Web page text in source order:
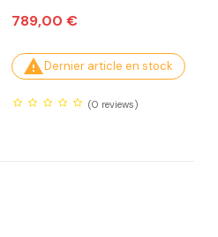
Prix
789,00 €
Dernier article en stock
(0 reviews)